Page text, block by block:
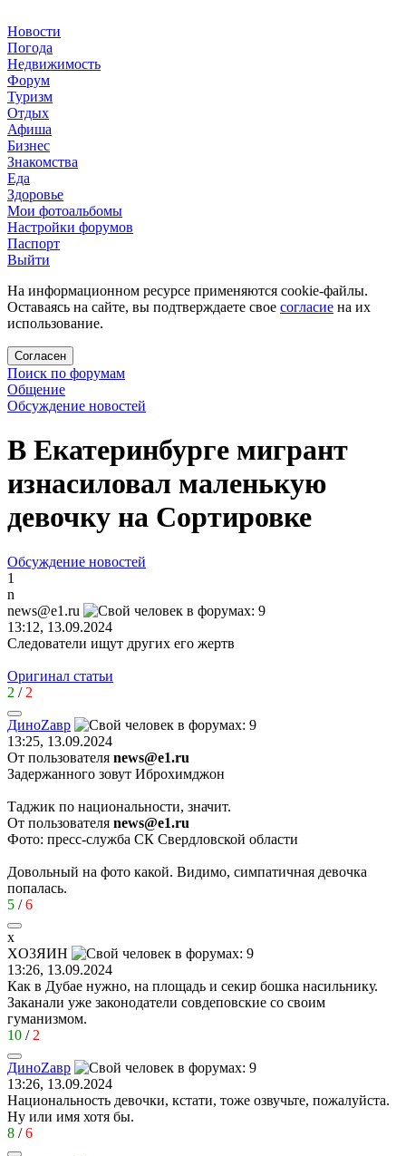
Новости
Погода
Недвижимость
Форум
Туризм
Отдых
Афиша
Бизнес
Знакомства
Еда
Здоровье
Мои фотоальбомы
Настройки форумов
Паспорт
Выйти
На информационном ресурсе применяются cookie-файлы.
Оставаясь на сайте, вы подтверждаете свое согласие на их
использование.
Согласен
Поиск по форумам
Общение
Обсуждение новостей
В Екатеринбурге мигрант
изнасиловал маленькую
девочку на Сортировке
Обсуждение новостей
1
n
news@e1.ru
13:12, 13.09.2024
Следователи ищут других его жертв
Оригинал статьи
2 / 2
ДиноZавp
13:25, 13.09.2024
От пользователя news@e1.ru
Задержанного зовут Иброхимджон
Таджик по национальности, значит.
От пользователя news@e1.ru
Фото: пресс-служба СК Свердловской области
Довольный на фото какой. Видимо, симпатичная девочка
попалась.
5 /6
x
XО3ЯИH
13:26, 13.09.2024
Как в Дубае нужно, на площадь и секир бошка насильнику.
Заканали уже законодатели совдеповские со своим
гуманизмом.
10 / 2
ДиноZавp
13:26, 13.09.2024
Национальность девочки, кстати, тоже озвучьте, пожалуйста.
Ну или имя хотя бы.
8 /6